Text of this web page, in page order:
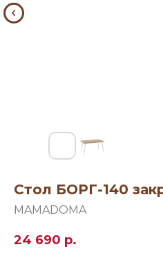
Стол БОРГ-140
MAMADOMA
24 690 р.